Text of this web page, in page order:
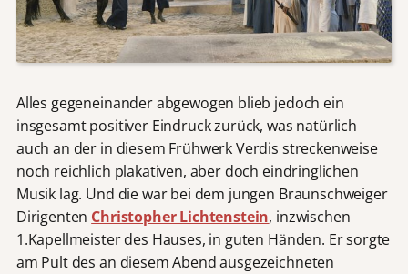
Alles gegeneinander abgewogen blieb jedoch ein
insgesamt positiver Eindruck zurück, was natürlich
auch an der in diesem Frühwerk Verdis streckenweise
noch reichlich plakativen, aber doch eindringlichen
Musik lag. Und die war bei dem jungen Braunschweiger
Dirigenten Christopher Lichtenstein, inzwischen
1.Kapellmeister des Hauses, in guten Händen. Er sorgte
am Pult des an diesem Abend ausgezeichneten